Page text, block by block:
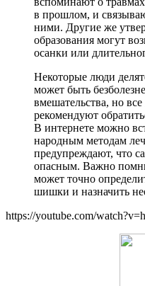
в прошлом, и
ними. Другие же
образования могут
осанки или
Некоторые люди
может быть
вмешательства, но
рекомендуют
В интернете можно
народным методам
предупреждают, что
опасным. Важно
может точно
шишки и назначить
https://youtube.com/